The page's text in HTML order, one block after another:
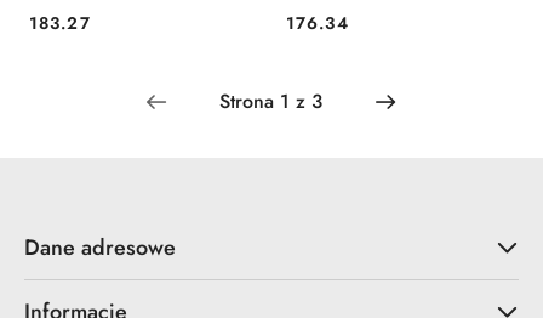
Cena:
183.27 Cena:
176.34
Dane adresowe